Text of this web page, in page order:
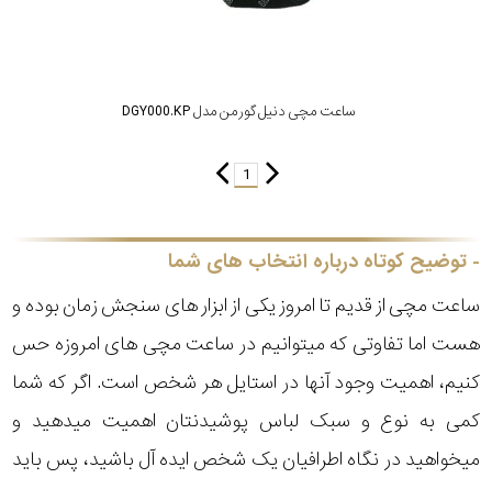
ساعت مچی دنیل گورمن مدل DGY000.KP
1
توضیح کوتاه درباره انتخاب های شما
ساعت مچی از قدیم تا امروز یکی از ابزار های سنجش زمان بوده و
هست اما تفاوتی که میتوانیم در ساعت مچی های امروزه حس
کنیم، اهمیت وجود آنها در استایل هر شخص است. اگر که شما
کمی به نوع و سبک لباس پوشیدنتان اهمیت میدهید و
میخواهید در نگاه اطرافیان یک شخص ایده آل باشید، پس باید
مقاوم
در
برابر
آب